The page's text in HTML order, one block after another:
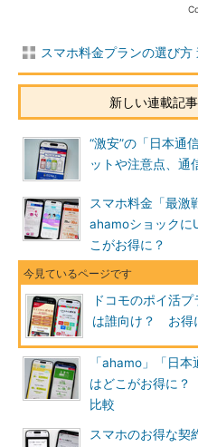
スマホ料金プランの選び方
新しい連載記
“激安”の「日本通
ットや注意点、通
スマホ料金「最
ahamoショックに
こがお得に？
ドコモのポイ活
は誰向け？ お得
「ahamo」「日
はどこがお得に
比較
スマホのお得な契